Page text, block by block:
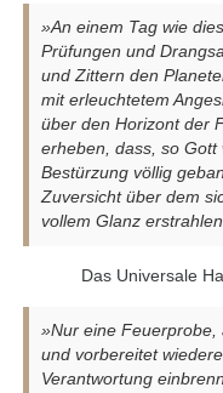
»An einem Tag wie
Prüfungen und
und Zittern den
mit erleuchtetem
über den Horizont der
erheben, dass, so Gott
Bestürzung völlig
Zuversicht über dem
vollem Glanz
Das Universale
»Nur eine
und vorbereitet
Verantwortung